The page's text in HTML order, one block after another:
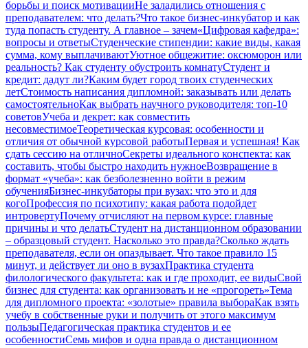
борьбы и поиск мотивацииНе заладились отношения с
преподавателем: что делать?Что такое бизнес-инкубатор и как
туда попасть студенту. А главное – зачем«Цифровая кафедра»:
вопросы и ответыСтуденческие стипендии: какие виды, какая
сумма, кому выплачиваютУютное общежитие: оксюморон или
реальность? Как студенту обустроить комнатуСтудент и
кредит: дадут ли?Каким будет город твоих студенческих
летСтоимость написания дипломной: заказывать или делать
самостоятельноКак выбрать научного руководителя: топ-10
советовУчеба и декрет: как совместить
несовместимоеТеоретическая курсовая: особенности и
отличия от обычной курсовой работыПервая и успешная! Как
сдать сессию на отличноСекреты идеального конспекта: как
составить, чтобы быстро находить нужноеВозвращение в
формат «учеба»: как безболезненно войти в режим
обученияБизнес-инкубаторы при вузах: что это и для
когоПрофессия по психотипу: какая работа подойдет
интровертуПочему отчисляют на первом курсе: главные
причины и что делатьСтудент на дистанционном образовании
– образцовый студент. Насколько это правда?Сколько ждать
преподавателя, если он опаздывает. Что такое правило 15
минут, и действует ли оно в вузахПрактика студента
филологического факультета: как и где проходит, ее видыСвой
бизнес для студента: как организовать и не «прогореть»Тема
для дипломного проекта: «золотые» правила выбораКак взять
учебу в собственные руки и получить от этого максимум
пользыПедагогическая практика студентов и ее
особенностиСемь мифов и одна правда о дистанционном